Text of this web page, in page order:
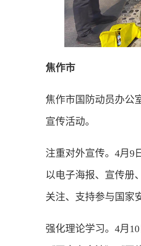
焦作市
焦作市国防动员办公
宣传活动。
注重对外宣传。4月9
以电子海报、宣传册
关注、支持参与国家
强化理论学习。4月